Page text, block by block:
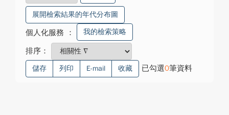
展開檢索結果的年代分布圖
個人化服務 ： 我的檢索策略
排序：
儲存 列印 E-mail 收藏 已勾選0筆資料